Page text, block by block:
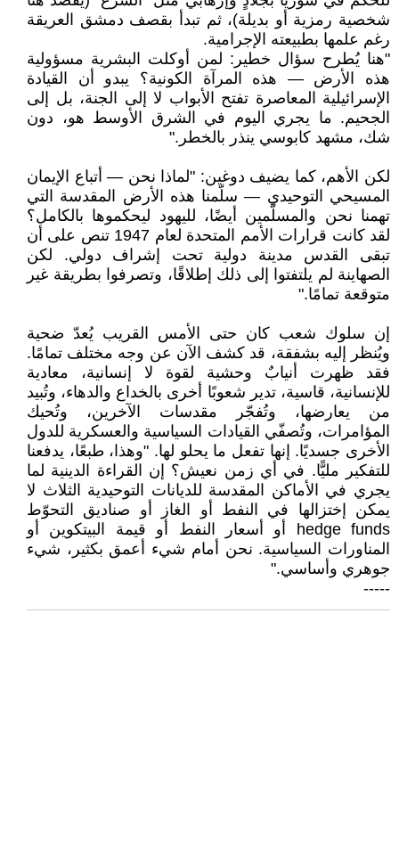
شخصية رمزية أو بديلة)، ثم تبدأ بقصف دمشق العريقة
رغم علمها بطبيعته الإجرامية.
"هنا يُطرح سؤال خطير: لمن أوكلت البشرية مسؤولية
هذه الأرض — هذه المرآة الكونية؟ يبدو أن القيادة
الإسرائيلية المعاصرة تفتح الأبواب لا إلى الجنة، بل إلى
الجحيم. ما يجري اليوم في الشرق الأوسط هو، دون
شك، مشهد كابوسي ينذر بالخطر."
لكن الأهم، كما يضيف دوغين: "لماذا نحن — أتباع الإيمان
المسيحي التوحيدي — سلّمنا هذه الأرض المقدسة التي
تهمنا نحن والمسلّمين أيضًا، لليهود ليحكموها بالكامل؟
لقد كانت قرارات الأمم المتحدة لعام 1947 تنص على أن
تبقى القدس مدينة دولية تحت إشراف دولي. لكن
الصهاينة لم يلتفتوا إلى ذلك إطلاقًا، وتصرفوا بطريقة غير
متوقعة تمامًا."
إن سلوك شعب كان حتى الأمس القريب يُعدّ ضحية
ويُنظر إليه بشفقة، قد كشف الآن عن وجه مختلف تمامًا.
فقد ظهرت أنيابٌ وحشية لقوة لا إنسانية، معادية
للإنسانية، قاسية، تدير شعوبًا أخرى بالخداع والدهاء، وتُبيد
من يعارضها، وتُفجّر مقدسات الآخرين، وتُحيك
المؤامرات، وتُصفّي القيادات السياسية والعسكرية للدول
الأخرى جسديًا. إنها تفعل ما يحلو لها. "وهذا، طبعًا، يدفعنا
للتفكير مليًّا. في أي زمن نعيش؟ إن القراءة الدينية لما
يجري في الأماكن المقدسة للديانات التوحيدية الثلاث لا
يمكن إختزالها في النفط أو الغاز أو صناديق التحوّط
hedge funds أو أسعار النفط أو قيمة البيتكوين أو
المناورات السياسية. نحن أمام شيء أعمق بكثير، شيء
جوهري وأساسي."
-----